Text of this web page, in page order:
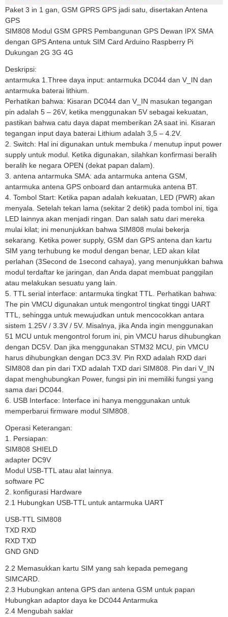
Paket 3 in 1 gan, GSM GPRS GPS jadi satu, disertakan Antena
GPS
SIM808 Modul GSM GPRS Pembangunan GPS Dewan IPX SMA
dengan GPS Antena untuk SIM Card Arduino Raspberry Pi
Dukungan 2G 3G 4G
Deskripsi:
antarmuka 1.Three daya input: antarmuka DC044 dan V_IN dan
antarmuka baterai lithium.
Perhatikan bahwa: Kisaran DC044 dan V_IN masukan tegangan
pin adalah 5 – 26V, ketika menggunakan 5V sebagai kekuatan,
pastikan bahwa catu daya dapat memberikan 2A saat ini. Kisaran
tegangan input daya baterai Lithium adalah 3,5 – 4.2V.
2. Switch: Hal ini digunakan untuk membuka / menutup input power
supply untuk modul. Ketika digunakan, silahkan konfirmasi beralih
beralih ke negara OPEN (dekat papan dalam).
3. antena antarmuka SMA: ada antarmuka antena GSM,
antarmuka antena GPS onboard dan antarmuka antena BT.
4. Tombol Start: Ketika papan adalah kekuatan, LED (PWR) akan
menyala. Setelah tekan lama (sekitar 2 detik) pada tombol ini, tiga
LED lainnya akan menjadi ringan. Dan salah satu dari mereka
mulai kilat; ini menunjukkan bahwa SIM808 mulai bekerja
sekarang. Ketika power supply, GSM dan GPS antena dan kartu
SIM yang terhubung ke modul dengan benar, LED akan kilat
perlahan (3Second de 1second cahaya), yang menunjukkan bahwa
modul terdaftar ke jaringan, dan Anda dapat membuat panggilan
atau melakukan sesuatu yang lain.
5. TTL serial interface: antarmuka tingkat TTL. Perhatikan bahwa:
The pin VMCU digunakan untuk mengontrol tingkat tinggi UART
TTL, sehingga untuk mewujudkan untuk mencocokkan antara
sistem 1.25V / 3.3V / 5V. Misalnya, jika Anda ingin menggunakan
51 MCU untuk mengontrol forum ini, pin VMCU harus dihubungkan
dengan DC5V. Dan jika menggunakan STM32 MCU, pin VMCU
harus dihubungkan dengan DC3.3V. Pin RXD adalah RXD dari
SIM808 dan pin dari TXD adalah TXD dari SIM808. Pin dari V_IN
dapat menghubungkan Power, fungsi pin ini memiliki fungsi yang
sama dari DC044.
6. USB Interface: Interface ini hanya menggunakan untuk
memperbarui firmware modul SIM808.
Operasi Keterangan:
1. Persiapan:
SIM808 SHIELD
adapter DC9V
Modul USB-TTL atau alat lainnya.
software PC
2. konfigurasi Hardware
2.1 Hubungkan USB-TTL untuk antarmuka UART
USB-TTL SIM808
TXD RXD
RXD TXD
GND GND
2.2 Memasukkan kartu SIM yang sah kepada pemegang
SIMCARD.
2.3 Hubungkan antena GPS dan antena GSM untuk papan
Hubungkan adaptor daya ke DC044 Antarmuka
2.4 Mengubah saklar